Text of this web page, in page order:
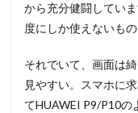
から充分健闘してい
度にしか使えないも
それでいて、画面は
見やすい。スマホに
てHUAWEI P9/P10の